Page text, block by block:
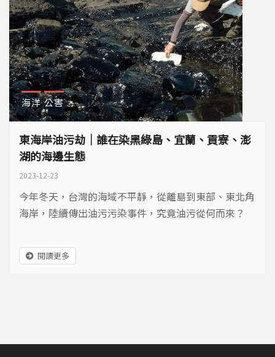
海洋 公害
東海岸油污劫｜誰在染黑綠島、宜蘭、貢寮、澎
湖的海邊生態
2023-12-23
今年冬天，台灣的海域不平靜，從離島到東部、東北角
海岸，陸續傳出油污污染事件，究竟油污從何而來？
閱讀更多